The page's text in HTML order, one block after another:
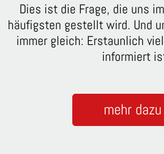
Dies ist die Frage, die uns
häufigsten gestellt wird. Und
immer gleich: Erstaunlich
informiert
mehr dazu